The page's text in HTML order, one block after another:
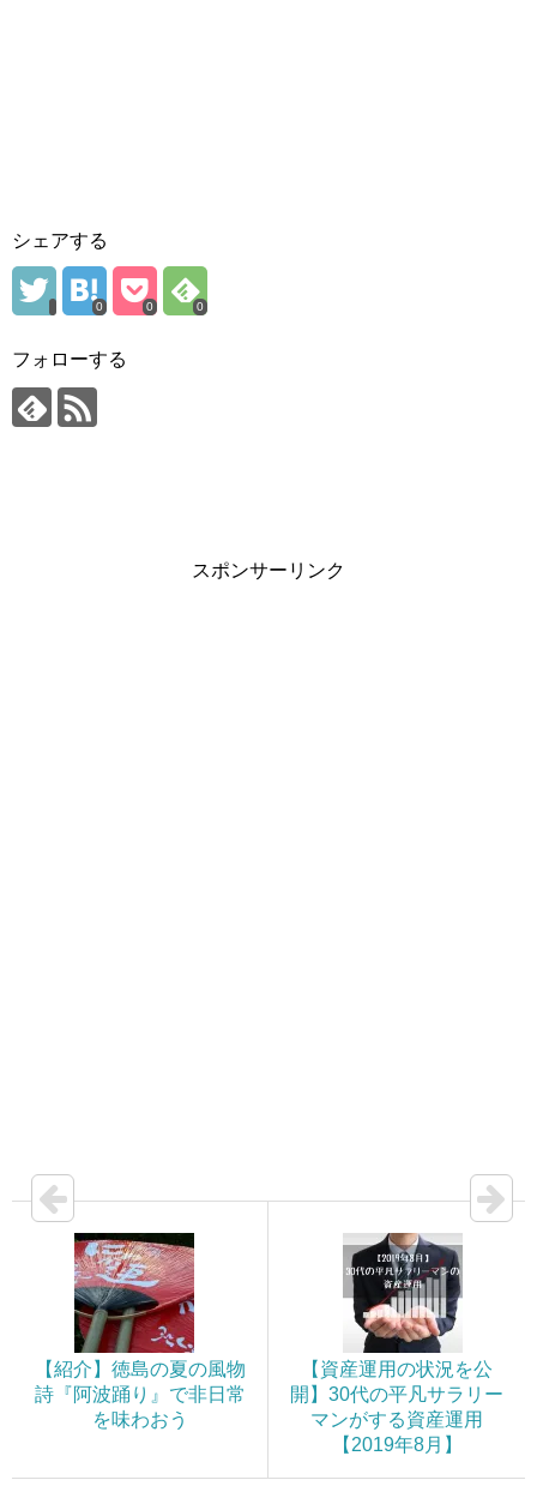
シェアする
0 0 0
フォローする
スポンサーリンク
【紹介】徳島の夏の風物
詩『阿波踊り』で非日常
を味わおう
【資産運用の状況を公
開】30代の平凡サラリー
マンがする資産運用
【2019年8月】